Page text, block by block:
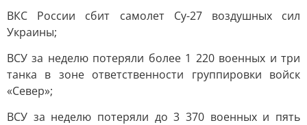
ВКС России сбит самолет Су-27 воздушных сил
Украины;
ВСУ за неделю потеряли более 1 220 военных и три
танка в зоне ответственности группировки войск
«Север»;
ВСУ за неделю потеряли до 3 370 военных и пять